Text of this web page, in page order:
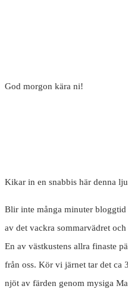
God morgon kära ni!
Kikar in en snabbis här denna
Blir inte många minuter bloggtid
av det vackra sommarvädret
En av västkustens allra finaste
från oss. Kör vi järnet tar det ca
njöt av färden genom mysiga